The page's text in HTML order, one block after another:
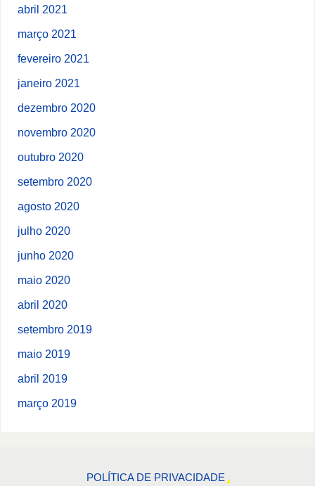
abril 2021
março 2021
fevereiro 2021
janeiro 2021
dezembro 2020
novembro 2020
outubro 2020
setembro 2020
agosto 2020
julho 2020
junho 2020
maio 2020
abril 2020
setembro 2019
maio 2019
abril 2019
março 2019
POLÍTICA DE PRIVACIDADE